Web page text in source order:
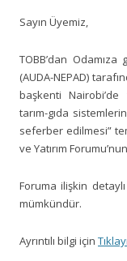
Sayın Üyemiz,
TOBB’dan
(AUDA-NEPAD)
başkenti Nairobi’de
tarım-gıda
seferber edilmesi”
ve Yatırım
Foruma ilişkin
mümkündür.
Ayrıntılı bilgi için